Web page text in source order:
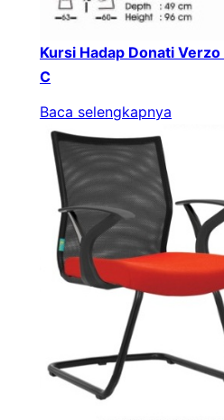
Kursi Hadap Donati Verzo
C
Baca selengkapnya